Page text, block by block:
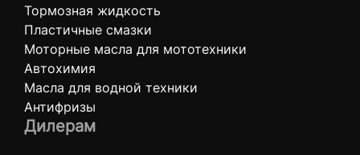
Тормозная жидкость
Пластичные смазки
Моторные масла для мототехники
Автохимия
Масла для водной техники
Антифризы
Дилерам